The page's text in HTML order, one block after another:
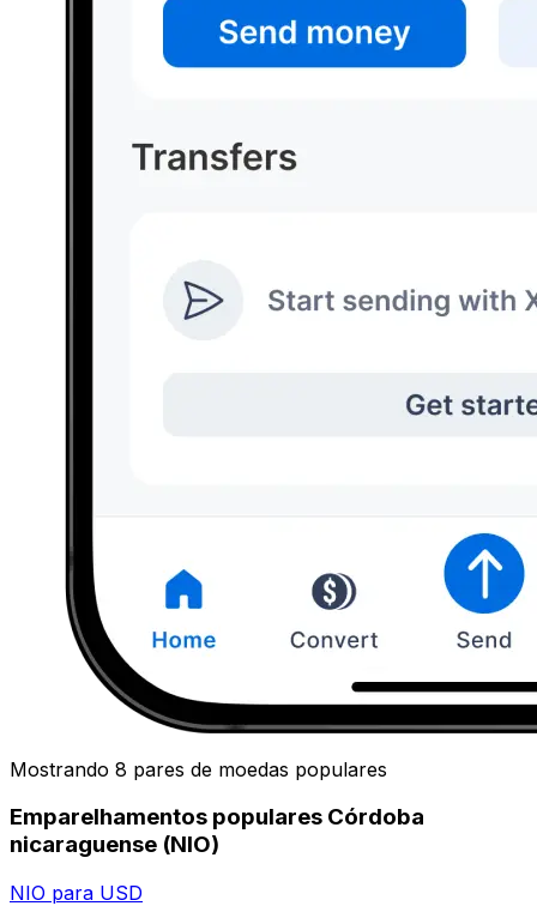
Mostrando 8 pares de moedas populares
Emparelhamentos populares Córdoba
nicaraguense (NIO)
NIO para USD